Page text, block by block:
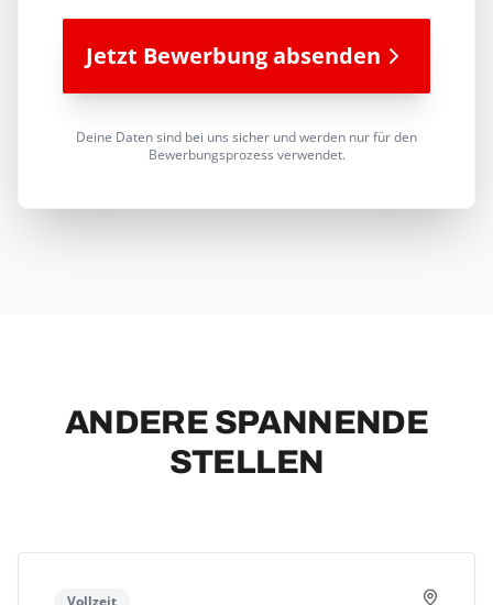
Jetzt Bewerbung absenden
Deine Daten sind bei uns sicher und werden nur für den
Bewerbungsprozess verwendet.
ANDERE SPANNENDE
STELLEN
Vollzeit